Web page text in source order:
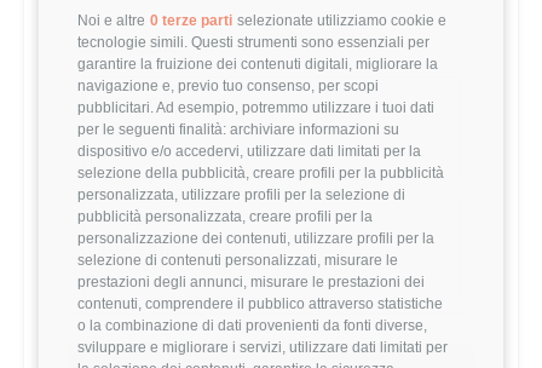
Noi e altre 0 terze parti selezionate utilizziamo cookie e
tecnologie simili. Questi strumenti sono essenziali per
garantire la fruizione dei contenuti digitali, migliorare la
navigazione e, previo tuo consenso, per scopi
pubblicitari. Ad esempio, potremmo utilizzare i tuoi dati
per le seguenti finalità: archiviare informazioni su
dispositivo e/o accedervi, utilizzare dati limitati per la
selezione della pubblicità, creare profili per la pubblicità
personalizzata, utilizzare profili per la selezione di
pubblicità personalizzata, creare profili per la
personalizzazione dei contenuti, utilizzare profili per la
selezione di contenuti personalizzati, misurare le
prestazioni degli annunci, misurare le prestazioni dei
contenuti, comprendere il pubblico attraverso statistiche
o la combinazione di dati provenienti da fonti diverse,
sviluppare e migliorare i servizi, utilizzare dati limitati per
Statistiche
Campione
125 stipendi
Esperienza
10+ anni